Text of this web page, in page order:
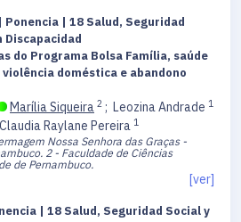
| 18 Salud, Seguridad
Discapacidad
do Programa Bolsa Família, saúde
doméstica e abandono
Marília Siqueira 2 ; Leozina Andrade 1
Claudia Raylane Pereira 1
Nossa Senhora das Graças -
2 - Faculdade de Ciências
de Pernambuco.
[ver]
| 18 Salud, Seguridad Social y